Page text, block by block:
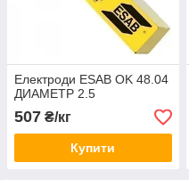
Електроди ESAB OK 48.04
ДИАМЕТР 2.5
507 ₴/кг
Купити